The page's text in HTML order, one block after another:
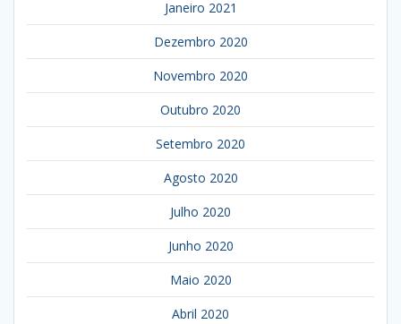
Janeiro 2021
Dezembro 2020
Novembro 2020
Outubro 2020
Setembro 2020
Agosto 2020
Julho 2020
Junho 2020
Maio 2020
Abril 2020